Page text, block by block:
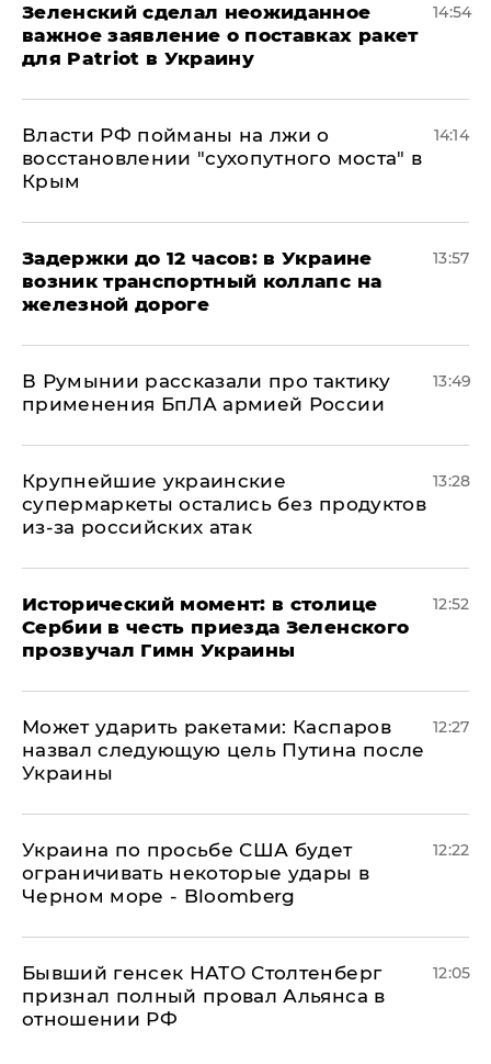
Зеленский сделал неожиданное
важное заявление о поставках ракет
для Patriot в Украину
14:54
Власти РФ пойманы на лжи о
восстановлении "сухопутного моста" в
Крым
14:14
Задержки до 12 часов: в Украине
возник транспортный коллапс на
железной дороге
13:57
В Румынии рассказали про тактику
применения БпЛА армией России
13:49
Крупнейшие украинские
супермаркеты остались без продуктов
из-за российских атак
13:28
Исторический момент: в столице
Сербии в честь приезда Зеленского
прозвучал Гимн Украины
12:52
Может ударить ракетами: Каспаров
назвал следующую цель Путина после
Украины
12:27
Украина по просьбе США будет
ограничивать некоторые удары в
Черном море - Bloomberg
12:22
Бывший генсек НАТО Столтенберг
признал полный провал Альянса в
отношении РФ
12:05